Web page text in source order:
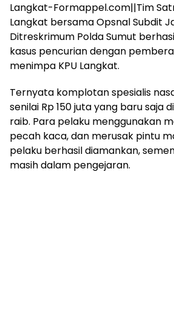
Langkat-Formappel.com||Tim
Langkat bersama Opsnal Subdit
Ditreskrimum Polda Sumut
kasus pencurian dengan
menimpa KPU Langkat.
Ternyata komplotan spesialis
senilai Rp 150 juta yang baru saja
raib. Para pelaku menggunakan
pecah kaca, dan merusak pintu
pelaku berhasil diamankan,
masih dalam pengejaran.